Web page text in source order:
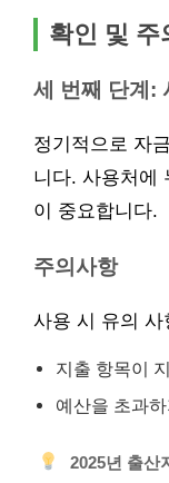
확인 및 주
세 번째 단계:
정기적으로 자
니다. 사용처에
이 중요합니다.
주의사항
사용 시 유의 사
지출 항목이
예산을 초과
2025년 출산